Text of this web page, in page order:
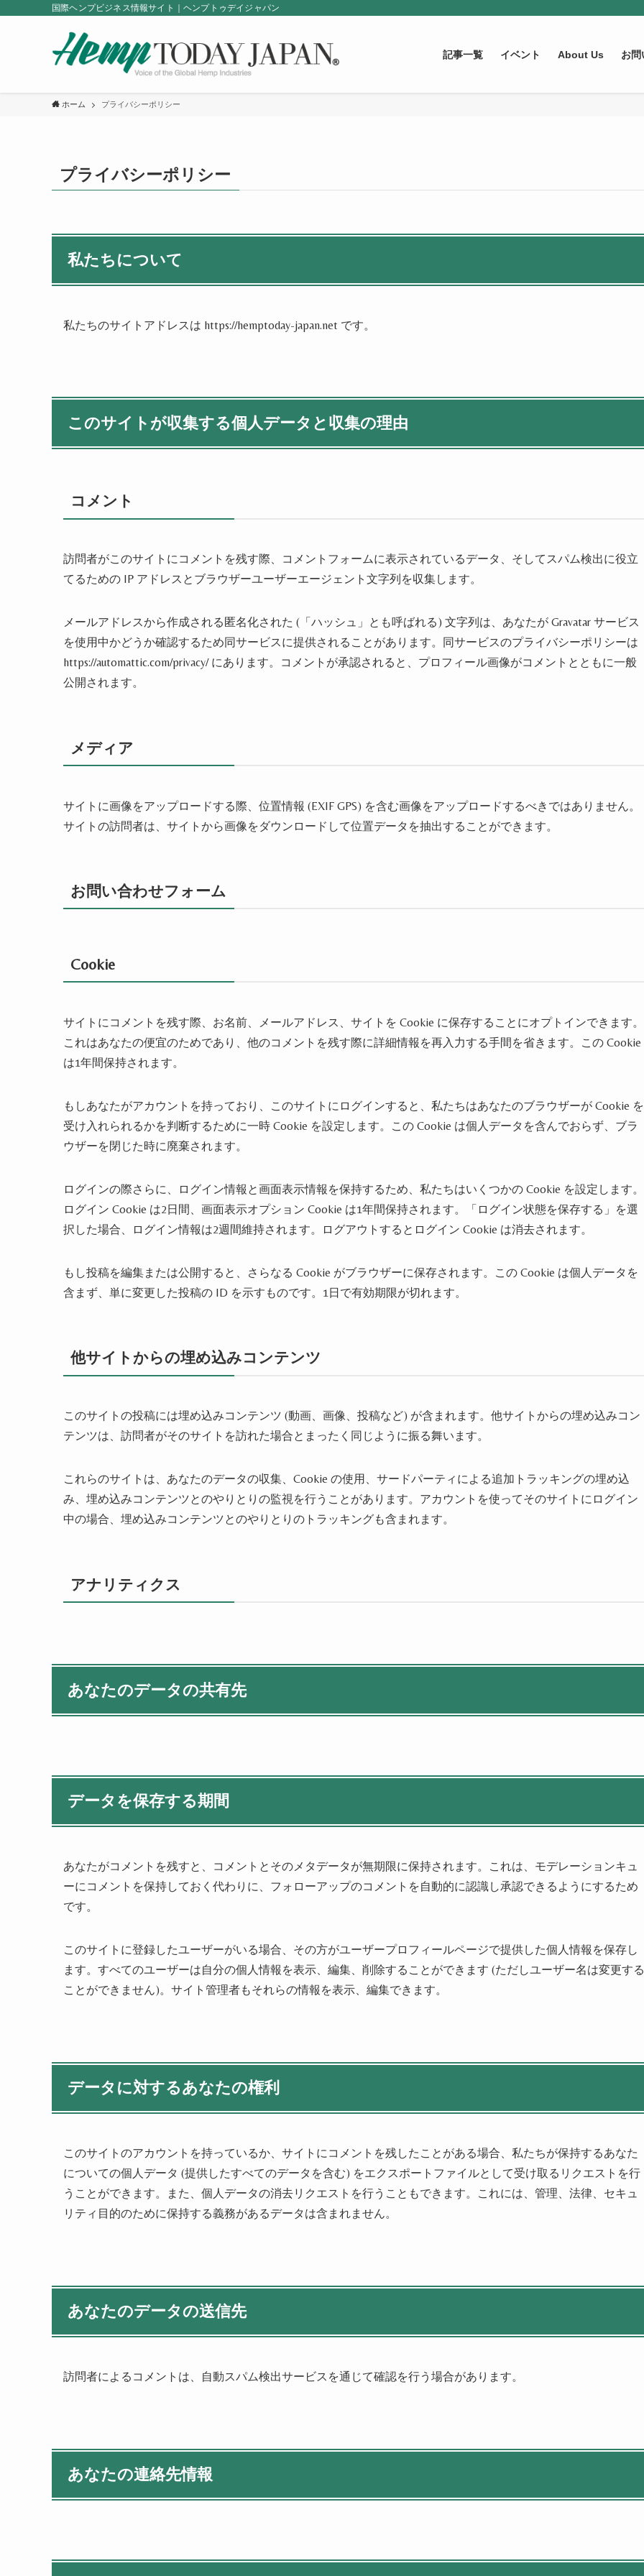
国際ヘンプビジネス情報サイト｜ヘンプトゥデイジャパン
記事一覧 イベント About Us お問
ホーム プライバシーポリシー
プライバシーポリシー
私たちについて
私たちのサイトアドレスは https://hemptoday-japan.net です。
このサイトが収集する個人データと収集の理由
コメント
訪問者がこのサイトにコメントを残す際、コメントフォームに表示されているデータ、そしてスパム検出に役立
てるための IP アドレスとブラウザーユーザーエージェント文字列を収集します。
メールアドレスから作成される匿名化された (「ハッシュ」とも呼ばれる) 文字列は、あなたが Gravatar サービス
を使用中かどうか確認するため同サービスに提供されることがあります。同サービスのプライバシーポリシーは
https://automattic.com/privacy/ にあります。コメントが承認されると、プロフィール画像がコメントとともに一般
公開されます。
メディア
サイトに画像をアップロードする際、位置情報 (EXIF GPS) を含む画像をアップロードするべきではありません。
サイトの訪問者は、サイトから画像をダウンロードして位置データを抽出することができます。
お問い合わせフォーム
Cookie
サイトにコメントを残す際、お名前、メールアドレス、サイトを Cookie に保存することにオプトインできます。
これはあなたの便宜のためであり、他のコメントを残す際に詳細情報を再入力する手間を省きます。この Cookie
は1年間保持されます。
もしあなたがアカウントを持っており、このサイトにログインすると、私たちはあなたのブラウザーが Cookie を
受け入れられるかを判断するために一時 Cookie を設定します。この Cookie は個人データを含んでおらず、ブラ
ウザーを閉じた時に廃棄されます。
ログインの際さらに、ログイン情報と画面表示情報を保持するため、私たちはいくつかの Cookie を設定します。
ログイン Cookie は2日間、画面表示オプション Cookie は1年間保持されます。「ログイン状態を保存する」を選
択した場合、ログイン情報は2週間維持されます。ログアウトするとログイン Cookie は消去されます。
もし投稿を編集または公開すると、さらなる Cookie がブラウザーに保存されます。この Cookie は個人データを
含まず、単に変更した投稿の ID を示すものです。1日で有効期限が切れます。
他サイトからの埋め込みコンテンツ
このサイトの投稿には埋め込みコンテンツ (動画、画像、投稿など) が含まれます。他サイトからの埋め込みコン
テンツは、訪問者がそのサイトを訪れた場合とまったく同じように振る舞います。
これらのサイトは、あなたのデータの収集、Cookie の使用、サードパーティによる追加トラッキングの埋め込
み、埋め込みコンテンツとのやりとりの監視を行うことがあります。アカウントを使ってそのサイトにログイン
中の場合、埋め込みコンテンツとのやりとりのトラッキングも含まれます。
アナリティクス
あなたのデータの共有先
データを保存する期間
あなたがコメントを残すと、コメントとそのメタデータが無期限に保持されます。これは、モデレーションキュ
ーにコメントを保持しておく代わりに、フォローアップのコメントを自動的に認識し承認できるようにするため
です。
このサイトに登録したユーザーがいる場合、その方がユーザープロフィールページで提供した個人情報を保存し
ます。すべてのユーザーは自分の個人情報を表示、編集、削除することができます (ただしユーザー名は変更する
ことができません)。サイト管理者もそれらの情報を表示、編集できます。
データに対するあなたの権利
このサイトのアカウントを持っているか、サイトにコメントを残したことがある場合、私たちが保持するあなた
についての個人データ (提供したすべてのデータを含む) をエクスポートファイルとして受け取るリクエストを行
うことができます。また、個人データの消去リクエストを行うこともできます。これには、管理、法律、セキュ
リティ目的のために保持する義務があるデータは含まれません。
あなたのデータの送信先
訪問者によるコメントは、自動スパム検出サービスを通じて確認を行う場合があります。
あなたの連絡先情報